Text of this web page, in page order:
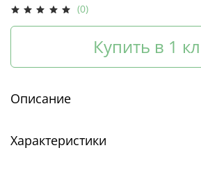
(0)
Купить в 1
Описание
Характеристики